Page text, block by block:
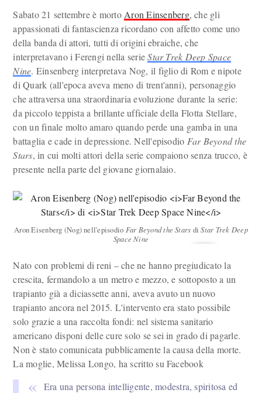
Sabato 21 settembre è morto Aron Einsenberg, che gli
appassionati di fantascienza ricordano con affetto come uno
della banda di attori, tutti di origini ebraiche, che
interpretavano i Ferengi nella serieStar Trek Deep Space
Nine. Einsenberg interpretava Nog, il figlio di Rom e nipote
di Quark (all'epoca aveva meno di trent'anni), personaggio
che attraversa una straordinaria evoluzione durante la serie:
da piccolo teppista a brillante ufficiale della Flotta Stellare,
con un finale molto amaro quando perde una gamba in una
battaglia e cade in depressione. Nell'episodio Far Beyond the
Stars, in cui molti attori della serie compaiono senza trucco, è
presente nella parte del giovane giornalaio.
Aron Eisenberg (Nog) nell'episodio Far Beyond the Stars diStar Trek Deep
Space Nine
Nato con problemi di reni – che ne hanno pregiudicato la
crescita, fermandolo a un metro e mezzo, e sottoposto a un
trapianto già a diciassette anni, aveva avuto un nuovo
trapianto ancora nel 2015. L'intervento era stato possibile
solo grazie a una raccolta fondi: nel sistema sanitario
americano disponi delle cure solo se sei in grado di pagarle.
Non è stato comunicata pubblicamente la causa della morte.
La moglie, Melissa Longo, ha scritto su Facebook
Era una persona intelligente, modestra, spiritosa ed